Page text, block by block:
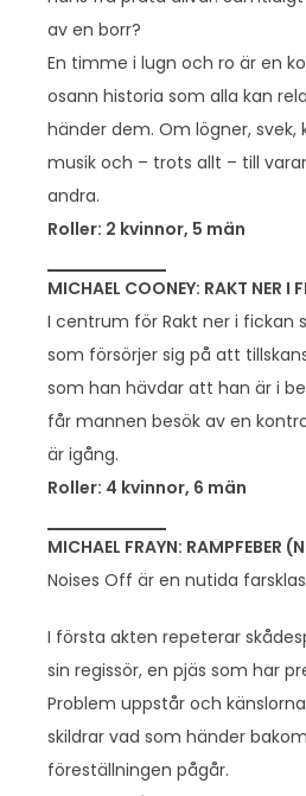
av en borr?
En timme i lugn och ro är en
osann historia som alla kan
händer dem. Om lögner, svek,
musik och – trots allt – till
andra.
Roller: 2 kvinnor, 5 män
MICHAEL COONEY: RAKT NER
I centrum för Rakt ner i fickan
som försörjer sig på att
som han hävdar att han är i
får mannen besök av en
är igång.
Roller: 4 kvinnor, 6 män
MICHAEL FRAYN: RAMPFEBER
Noises Off är en nutida
I första akten repeterar
sin regissör, en pjäs som har
Problem uppstår och
skildrar vad som händer
föreställningen pågår.